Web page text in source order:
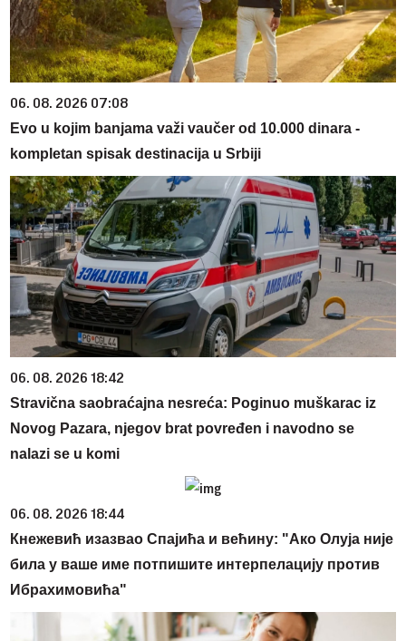
06. 08. 2026 07:08
Evo u kojim banjama važi vaučer od 10.000 dinara -
kompletan spisak destinacija u Srbiji
06. 08. 2026 18:42
Stravična saobraćajna nesreća: Poginuo muškarac iz
Novog Pazara, njegov brat povređen i navodno se
nalazi se u komi
06. 08. 2026 18:44
Кнежевић изазвао Спајића и већину: "Ако Олуја није
била у ваше име потпишите интерпелацију против
Ибрахимовића"